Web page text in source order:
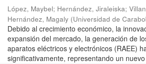
López, Maybel; Hernández, Jiraleiska;
Hernández, Magaly (Universidad de
Debido al crecimiento económico, la
expansión del mercado, la generación de
aparatos eléctricos y electrónicos (RAEE)
significativamente, representando un